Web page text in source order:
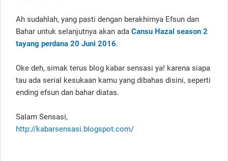
Ah sudahlah, yang pasti dengan berakhirnya Efsun dan
Bahar untuk selanjutnya akan ada Cansu Hazal season 2
tayang perdana 20 Juni 2016.
Oke deh, simak terus blog kabar sensasi ya! karena siapa
tau ada serial kesukaan kamu yang dibahas disini, seperti
ending efsun dan bahar diatas.
Salam Sensasi,
http://kabarsensasi.blogspot.com/